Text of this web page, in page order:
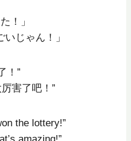
！」
じゃん！」
！”
害了吧！”
the lottery!”